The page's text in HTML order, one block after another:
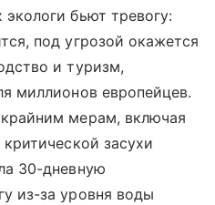
бьют тревогу:
под угрозой окажется
и туризм,
миллионов европейцев.
мерам, включая
засухи
30-дневную
из-за уровня воды